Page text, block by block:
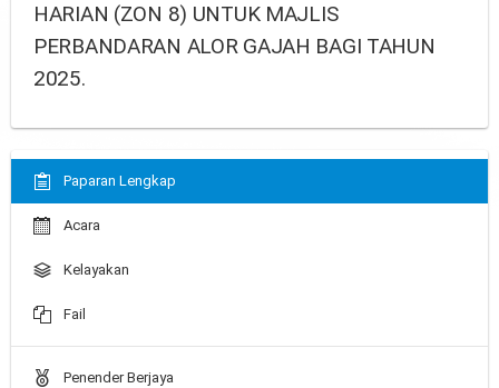
HARIAN (ZON 8) UNTUK MAJLIS
PERBANDARAN ALOR GAJAH BAGI TAHUN
2025.
Paparan Lengkap
Acara
Kelayakan
Fail
Penender Berjaya